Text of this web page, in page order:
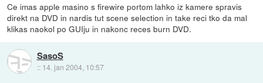
Ce imas apple masino s firewire portom lahko iz kamere spravis
direkt na DVD in nardis tut scene selection in take reci tko da mal
klikas naokol po GUIju in nakonc reces burn DVD.
SasoS
:: 14. jan 2004, 10:57